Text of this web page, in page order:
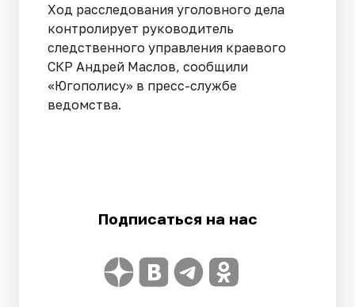
Ход расследования уголовного дела
контролирует руководитель
следственного управления краевого
СКР Андрей Маслов, сообщили
«Югополису» в пресс-службе
ведомства.
Подписаться на нас